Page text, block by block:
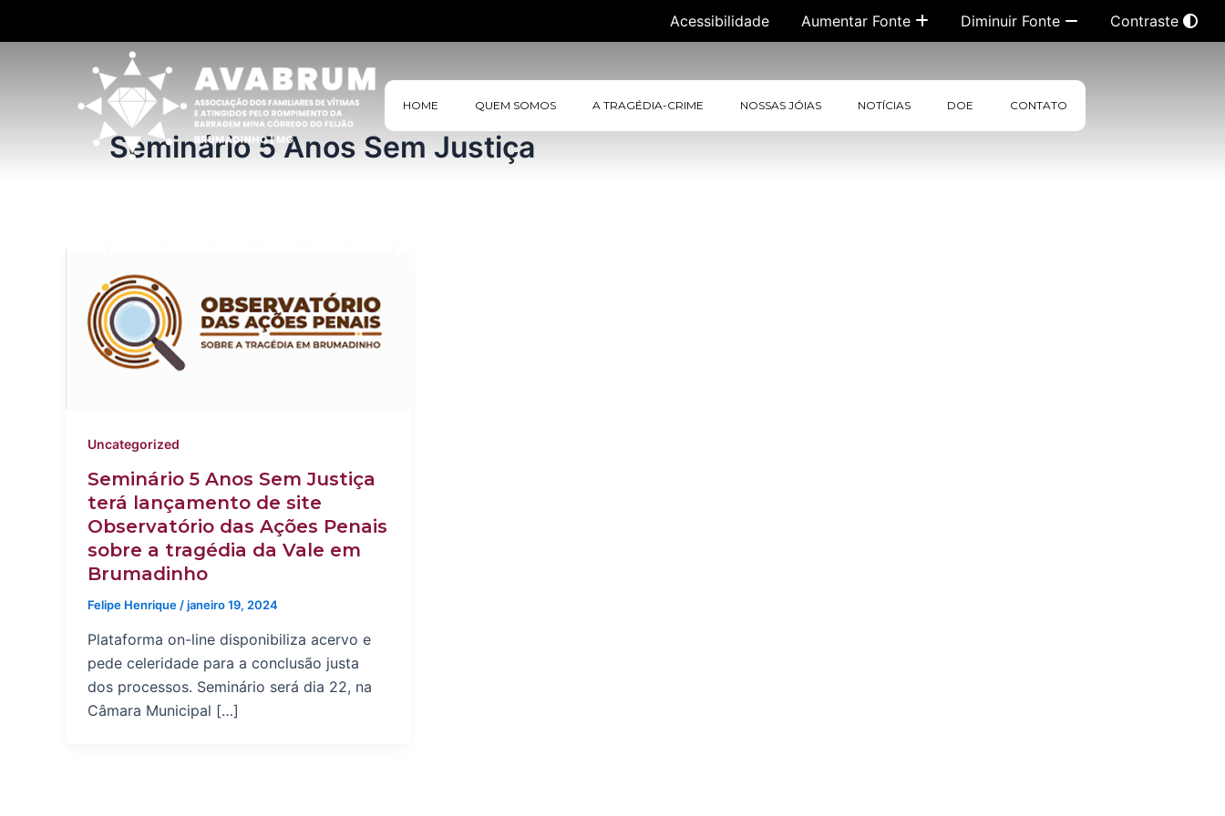
Acessibilidade Aumentar Fonte Diminuir Fonte Contraste
HOME QUEM SOMOS A TRAGÉDIA-CRIME NOSSAS JÓIAS NOTÍCIAS DOE CONTATO
Seminário 5 Anos Sem Justiça
Uncategorized
Seminário 5 Anos Sem Justiça
terá lançamento de site
Observatório das Ações Penais
sobre a tragédia da Vale em
Brumadinho
Felipe Henrique/janeiro 19, 2024
Plataforma on-line disponibiliza acervo e
pede celeridade para a conclusão justa
dos processos. Seminário será dia 22, na
Câmara Municipal […]